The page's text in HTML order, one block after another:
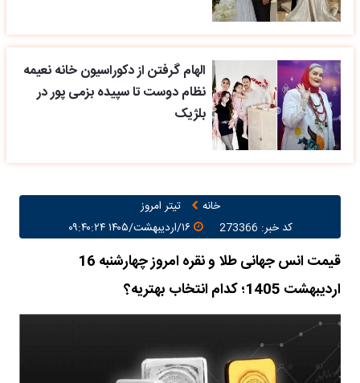
الهام گرفتن از دکوراسیون خانه نعیمه
نظام دوست تا سپیده بزمی پور در
بلژیک
خانه
تیتر امروز
کد خبر: 273366
قیمت انس جهانی طلا و نقره امروز چهارشنبه 16
اردیبهشت 1405؛ کدام انتخاب بهتریه؟